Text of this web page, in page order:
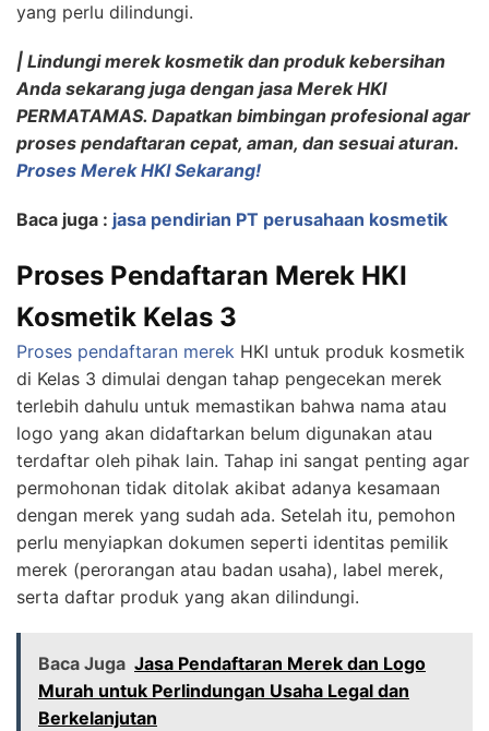
yang perlu dilindungi.
| Lindungi merek kosmetik dan produk kebersihan
Anda sekarang juga dengan jasa Merek HKI
PERMATAMAS. Dapatkan bimbingan profesional agar
proses pendaftaran cepat, aman, dan sesuai aturan.
Proses Merek HKI Sekarang!
Baca juga : jasa pendirian PT perusahaan kosmetik
Proses Pendaftaran Merek HKI
Kosmetik Kelas 3
Proses pendaftaran merek HKI untuk produk kosmetik
di Kelas 3 dimulai dengan tahap pengecekan merek
terlebih dahulu untuk memastikan bahwa nama atau
logo yang akan didaftarkan belum digunakan atau
terdaftar oleh pihak lain. Tahap ini sangat penting agar
permohonan tidak ditolak akibat adanya kesamaan
dengan merek yang sudah ada. Setelah itu, pemohon
perlu menyiapkan dokumen seperti identitas pemilik
merek (perorangan atau badan usaha), label merek,
serta daftar produk yang akan dilindungi.
Baca Juga Jasa Pendaftaran Merek dan Logo
Murah untuk Perlindungan Usaha Legal dan
Berkelanjutan